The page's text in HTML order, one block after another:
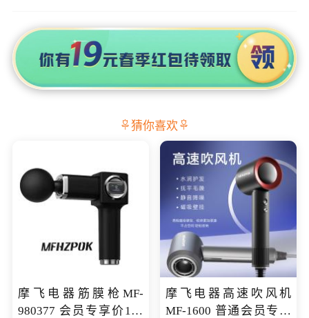
猜你喜欢
摩飞电器筋膜枪MF-
980377 会员专享价199
摩飞电器高速吹风机
MF-1600 普通会员专享